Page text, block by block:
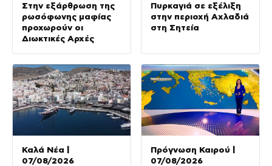
Στην εξάρθρωση της
ρωσόφωνης μαφίας
προχωρούν οι
Διωκτικές Αρχές
Πυρκαγιά σε εξέλιξη
στην περιοχή Αχλαδιά
στη Σητεία
Καλά Νέα |
07/08/2026
Πρόγνωση Καιρού |
07/08/2026